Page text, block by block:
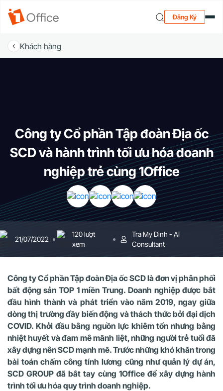
Đăng Ký
Khách hàng
Công ty Cổ phần Tập đoàn Địa ốc
SCD và hành trình tối ưu hóa doanh
nghiệp trẻ cùng 1Office
21/07/2022
120 lượt
xem
Tra My Dinh - AI
Consultant
Công ty Cổ phần Tập đoàn Địa ốc SCD là đơn vị phân phối
bất động sản TOP 1 miền Trung. Doanh nghiệp được bắt
đầu hình thành và phát triển vào năm 2019, ngay giữa
dòng thị trường đầy biến động và thách thức bởi đại dịch
COVID. Khởi đầu bằng nguồn lực khiêm tốn nhưng bằng
nhiệt huyết và đam mê mãnh liệt, những người trẻ tuổi đã
xây dựng nên SCD mạnh mẽ. Trước những khó khăn trong
bài toán chấm công tính lương cũng như quản lý dự án,
SCD GROUP đã bắt tay cùng 1Office để xây dựng hành
trình tối ưu hóa quy trình doanh nghiệp.